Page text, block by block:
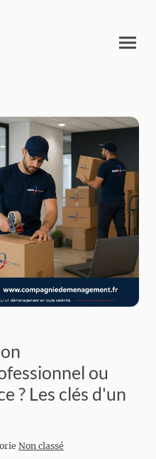
ou
? Les clés d'un
Non classé